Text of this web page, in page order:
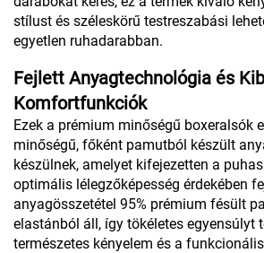
stílust és széleskörű testreszabási
egyetlen ruhadarabban.
Fejlett Anyagtechnológia és
Komfortfunkciók
Ezek a prémium minőségű boxeralsók
minőségű, főként pamutból készült
készülnek, amelyet kifejezetten a
optimális lélegzőképesség érdekében
anyagösszetétel 95% prémium fésült
elastánból áll, így tökéletes egyensúlyt
természetes kényelem és a